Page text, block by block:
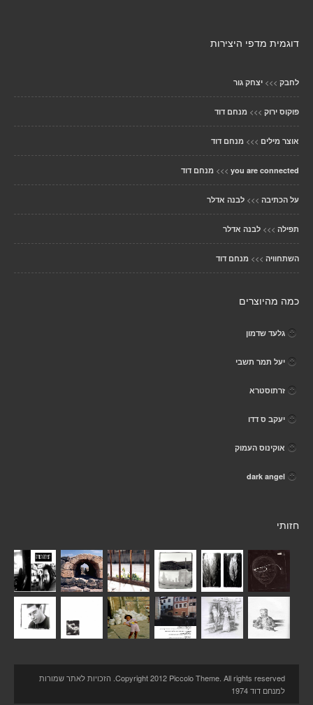
דוגמית מדפי היצירות
לחבק >>> יצחק גור
פוקוס ירוק >>> מנחם דוד
אוצר מילים >>> מנחם דוד
you are connected
>>> מנחם דוד
על הכתיבה >>> לבנה אדלר
תפילה >>> לבנה אדלר
השתחוויה >>> מנחם דוד
כמה מהיוצרים
גלעד שדמון
יעל תמר תשבי
זרתוסטרא
יעקב ס דדו
אוקינוס העמוק
dark angel
חזותי
Copyright 2012 Piccolo Theme. All rights reserved. הזכויות לאתר שמורות
למנחם דוד 1974